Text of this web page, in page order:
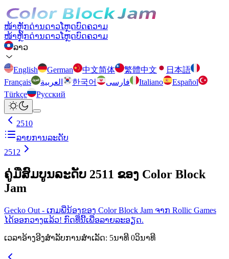
ໜ້າຫຼັກດ່ານດາວໂຫຼດບົດຄວາມ
ໜ້າຫຼັກດ່ານດາວໂຫຼດບົດຄວາມ
ລາວ
English German 中文简体 繁體中文
日本語
Français
العربية 한국어 فارسی Italiano
Español
Türkçe
Русский
2510
ລາຍການລະດັບ
2512
ຄູ່ມືສົມບູນລະດັບ 2511 ຂອງ Color Block
Jam
Gecko Out - ເກມພີ່ນ້ອງຂອງ Color Block Jam ຈາກ Rollic Games
ໄດ້ອອກວາງແລ້ວ! ກົດທີ່ນີ້ເພື່ອລາຍລະອຽດ.
ເວລາອ້າງອີງສຳລັບການສຳເລັດ: 5ນາທີ 0ວິນາທີ